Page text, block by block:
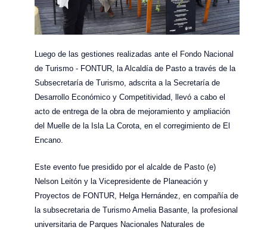
Luego de las gestiones realizadas ante el Fondo Nacional
de Turismo - FONTUR, la Alcaldía de Pasto a través de la
Subsecretaría de Turismo, adscrita a la Secretaría de
Desarrollo Económico y Competitividad, llevó a cabo el
acto de entrega de la obra de mejoramiento y ampliación
del Muelle de la Isla La Corota, en el corregimiento de El
Encano.
Este evento fue presidido por el alcalde de Pasto (e)
Nelson Leitón y la Vicepresidente de Planeación y
Proyectos de FONTUR, Helga Hernández, en compañía de
la subsecretaria de Turismo Amelia Basante, la profesional
universitaria de Parques Nacionales Naturales de